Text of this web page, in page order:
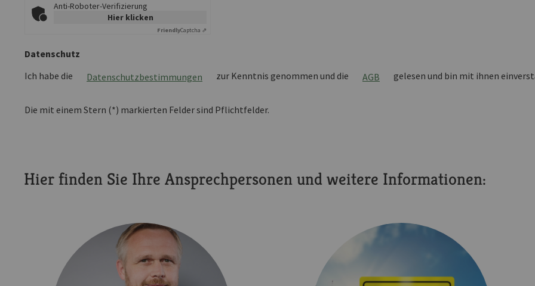
Anti-Roboter-Verifizierung
Hier klicken
FriendlyCaptcha ⇗
Datenschutz
Ich habe die
Datenschutzbestimmungen zur Kenntnis genommen und die AGB gelesen und bin mit ihnen
Die mit einem Stern (*) markierten Felder sind Pflichtfelder.
Hier finden Sie Ihre Ansprechpersonen und weitere Informationen: